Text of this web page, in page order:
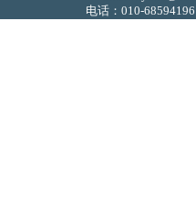
电话：010-